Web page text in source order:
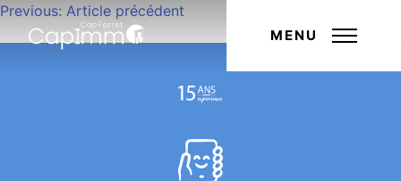
MENU
Navigation
de
Previous: Article précédent